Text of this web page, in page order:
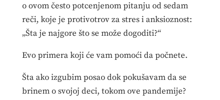
o ovom često potcenjenom pitanju od sedam
reči, koje je protivotrov za stres i anksioznost:
„Šta je najgore što se može dogoditi?“
Evo primera koji će vam pomoći da počnete.
Šta ako izgubim posao dok pokušavam da se
brinem o svojoj deci, tokom ove pandemije?